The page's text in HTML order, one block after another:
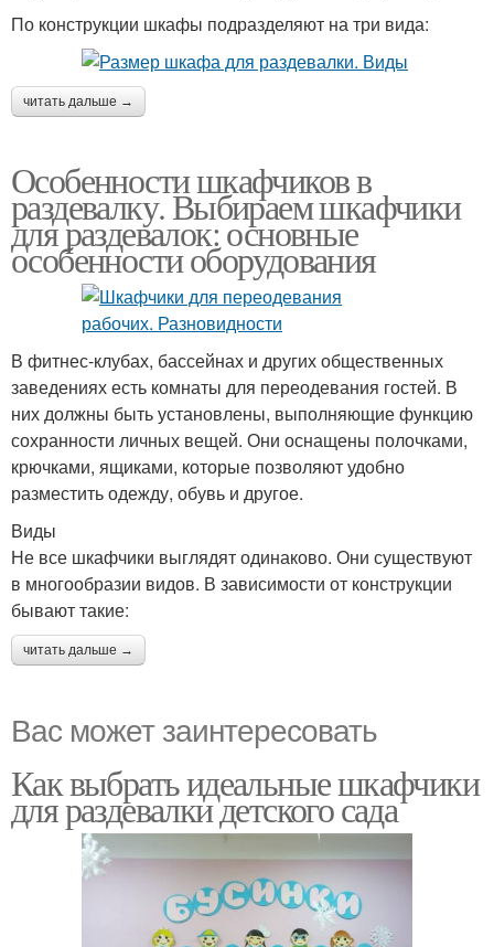
По конструкции шкафы подразделяют на три вида:
читать дальше →
Особенности шкафчиков в
раздевалку. Выбираем шкафчики
для раздевалок: основные
особенности оборудования
В фитнес-клубах, бассейнах и других общественных
заведениях есть комнаты для переодевания гостей. В
них должны быть установлены, выполняющие функцию
сохранности личных вещей. Они оснащены полочками,
крючками, ящиками, которые позволяют удобно
разместить одежду, обувь и другое.
Виды
Не все шкафчики выглядят одинаково. Они существуют
в многообразии видов. В зависимости от конструкции
бывают такие:
читать дальше →
Вас может заинтересовать
Как выбрать идеальные шкафчики
для раздевалки детского сада